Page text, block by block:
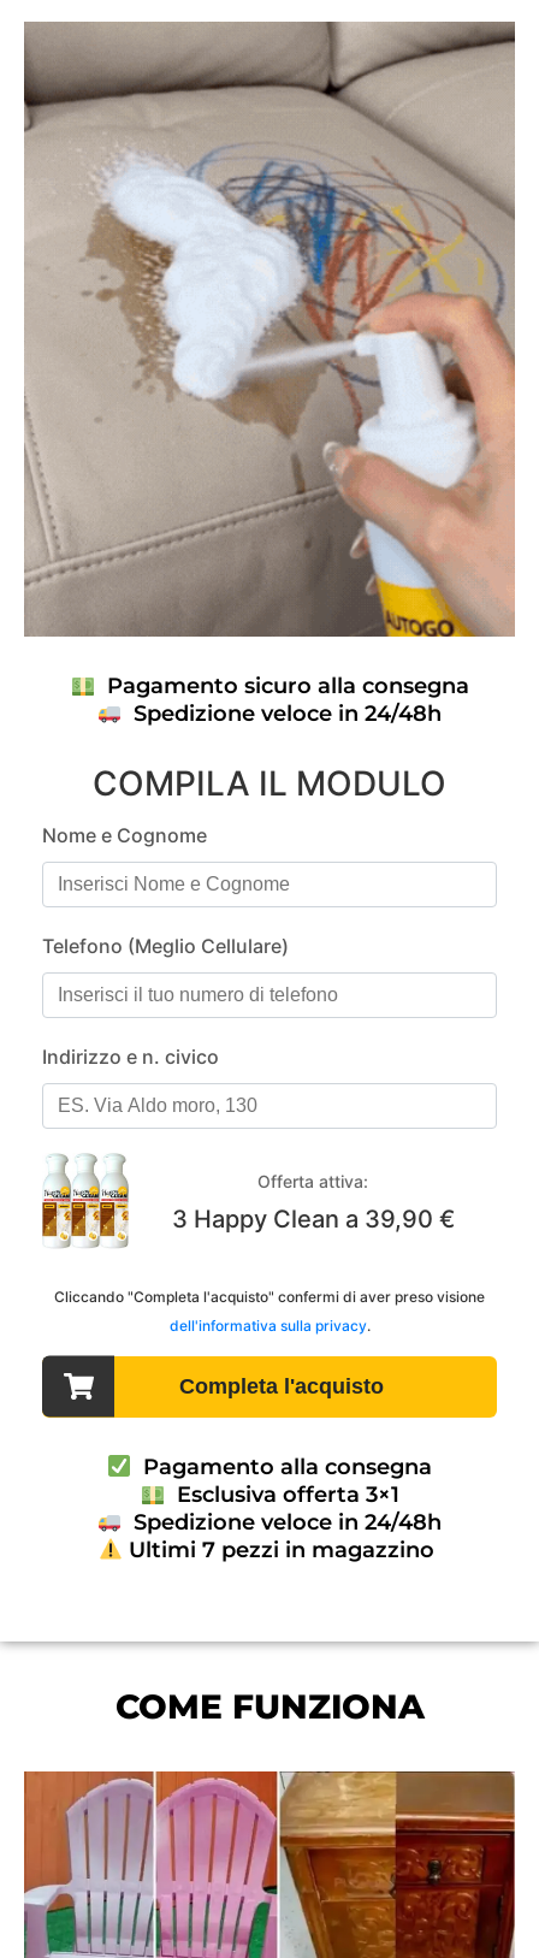
Pagamento sicuro alla consegna
Spedizione veloce in 24/48h
Pagamento alla consegna
Esclusiva offerta 3×1
Spedizione veloce in 24/48h
Ultimi 7 pezzi in magazzino
COME FUNZIONA